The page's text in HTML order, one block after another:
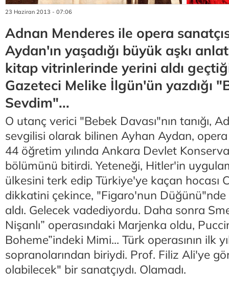
23 Haziran 2013 - 07:06
Adnan Menderes ile opera
Aydan'ın yaşadığı büyük aşkı
kitap vitrinlerinde yerini aldı
Gazeteci Melike İlgün'ün yazdığı
Sevdim"...
O utanç verici "Bebek Davası"nın tanığı,
sevgilisi olarak bilinen Ayhan Aydan, opera
44 öğretim yılında Ankara Devlet
bölümünü bitirdi. Yeteneği, Hitler'in
ülkesini terk edip Türkiye'ye kaçan hocası
dikkatini çekince, "Figaro'nun
aldı. Gelecek vadediyordu. Daha sonra
Nişanlı” operasındaki Marjenka oldu,
Boheme”indeki Mimi... Türk operasının ilk
sopranolarından biriydi. Prof. Filiz Ali'ye
olabilecek" bir sanatçıydı. Olamadı.